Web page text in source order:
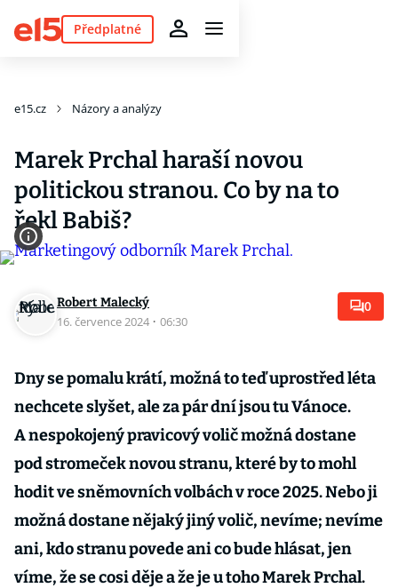
Předplatné
e15.cz Názory a analýzy
Marek Prchal haraší novou
politickou stranou. Co by na to
řekl Babiš?
Robert Malecký
16. července 2024 · 06:30
0
Dny se pomalu krátí, možná to teď uprostřed léta
nechcete slyšet, ale za pár dní jsou tu Vánoce.
A nespokojený pravicový volič možná dostane
pod stromeček novou stranu, které by to mohl
hodit ve sněmovních volbách v roce 2025. Nebo ji
možná dostane nějaký jiný volič, nevíme; nevíme
ani, kdo stranu povede ani co bude hlásat, jen
víme, že se cosi děje a že je u toho Marek Prchal.